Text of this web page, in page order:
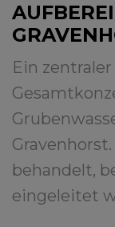
Ein
behandelt,
eingeleitet